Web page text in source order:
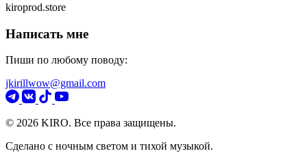
kiroprod.store
Написать мне
Пиши по любому поводу:
jkirillwow@gmail.com
© 2026 KIRO. Все права защищены.
Сделано с ночным светом и тихой музыкой.